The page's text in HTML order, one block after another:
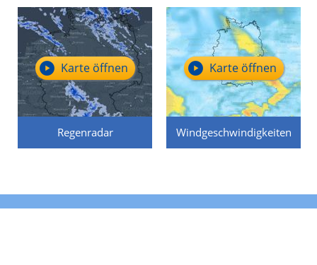
Regenradar
Karte öffnen
Windgeschwindigkeiten
Karte öffnen